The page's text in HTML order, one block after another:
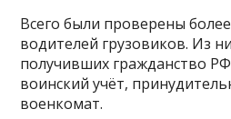
Всего были проверены
водителей грузовиков. Из
получивших гражданство
воинский учёт,
военкомат.